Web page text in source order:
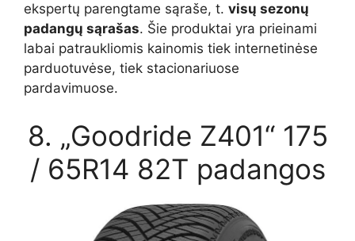
ekspertų parengtame sąraše, t. visų sezonų
padangų sąrašas. Šie produktai yra prieinami
labai patraukliomis kainomis tiek internetinėse
parduotuvėse, tiek stacionariuose
pardavimuose.
8. „Goodride Z401“ 175
/ 65R14 82T padangos